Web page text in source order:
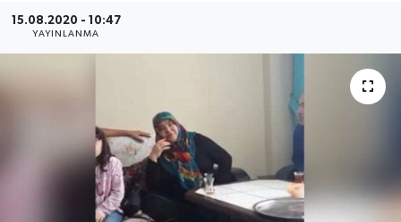
15.08.2020 - 10:47
YAYINLANMA
Medya
Sinema
Sivil Toplum
Siyaset